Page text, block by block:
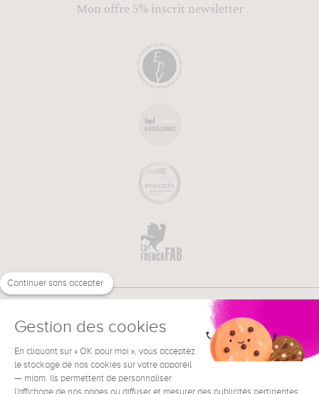
Mon offre 5% inscrit newsletter
BESOIN D'AIDE ? FR
Continuer sans accepter
Gestion des cookies
En cliquant sur « OK pour moi », vous acceptez
le stockage de nos cookies sur votre appareil
— miam. Ils permettent de personnaliser